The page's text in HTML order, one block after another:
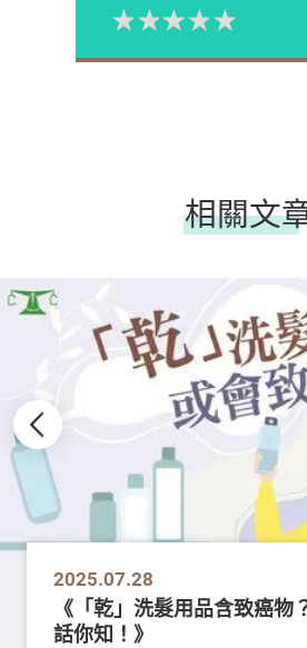
Please rate
4星
3星
2星
1星
相關文
2025.07.28
《「乾」洗髮用品含致癌物
話你知！》